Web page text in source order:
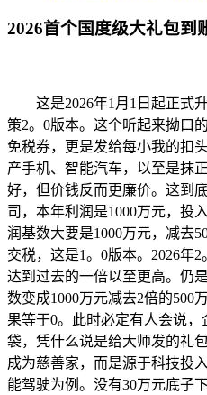
2026首个国度级大礼包到
这是2026年1月1日起正式
策2。0版本。这个听起来拗口
免税券，更是发给每小我的扣
产手机、智能汽车，以至是抹
好，但价钱反而更廉价。这到
司，本年利润是1000万元，投
润基数大要是1000万元，减去
交税，这是1。0版本。2026年
达到过去的一倍以至更高。仍
数变成1000万元减去2倍的500
果等于0。此时必定有人会说
袋，凭什么说是给大师发的礼
成为慈善家，而是源于科技投
能驾驶为例。没有30万元底子